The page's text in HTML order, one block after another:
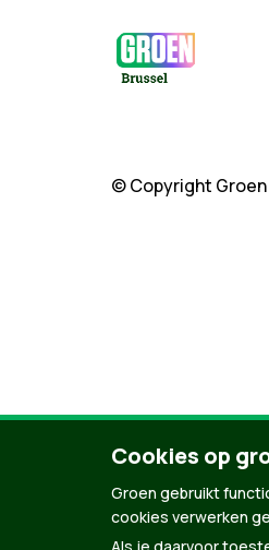
© Copyright
Cookies op
Groen gebruikt
cookies verwerken